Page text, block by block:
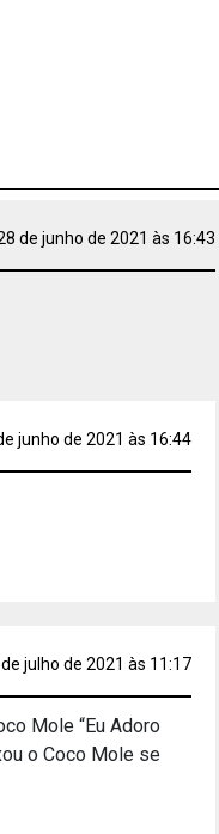
de junho de 2021 às 16:43
junho de 2021 às 16:44
julho de 2021 às 11:17
Mole “Eu Adoro
o Coco Mole se